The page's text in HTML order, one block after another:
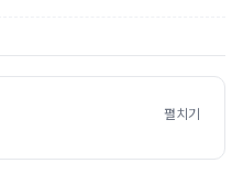
펼치기